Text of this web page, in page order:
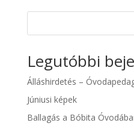
Legutóbbi
Álláshirdetés –
Júniusi képek
Ballagás a Bóbita